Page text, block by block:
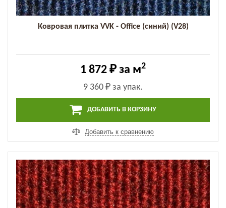
Ковровая плитка VVK - Office (синий) (V28)
1 872 ₽ за м2
9 360 ₽ за упак.
ДОБАВИТЬ В КОРЗИНУ
Добавить к сравнению